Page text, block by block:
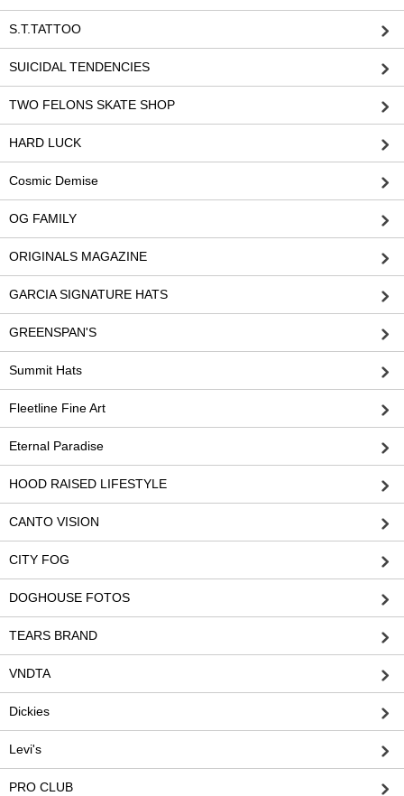
S.T.TATTOO
SUICIDAL TENDENCIES
TWO FELONS SKATE SHOP
HARD LUCK
Cosmic Demise
OG FAMILY
ORIGINALS MAGAZINE
GARCIA SIGNATURE HATS
GREENSPAN'S
Summit Hats
Fleetline Fine Art
Eternal Paradise
HOOD RAISED LIFESTYLE
CANTO VISION
CITY FOG
DOGHOUSE FOTOS
TEARS BRAND
VNDTA
Dickies
Levi's
PRO CLUB